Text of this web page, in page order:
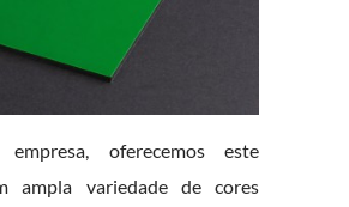
oferecemos este
ampla variedade de cores